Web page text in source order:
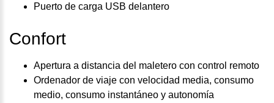
Puerto de carga USB delantero
Confort
Apertura a distancia del maletero con control remoto
Ordenador de viaje con velocidad media, consumo
medio, consumo instantáneo y autonomía